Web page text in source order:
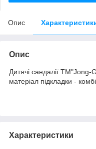
Опис
Опис
Дитячі сандалії ТМ"Jong-
матеріал підкладки -
Характеристики